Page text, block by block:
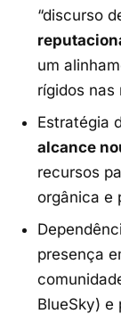
“discurso
um
rígidos nas
Estratégia
alcance
recursos
orgânica e
presença
BlueSky) e